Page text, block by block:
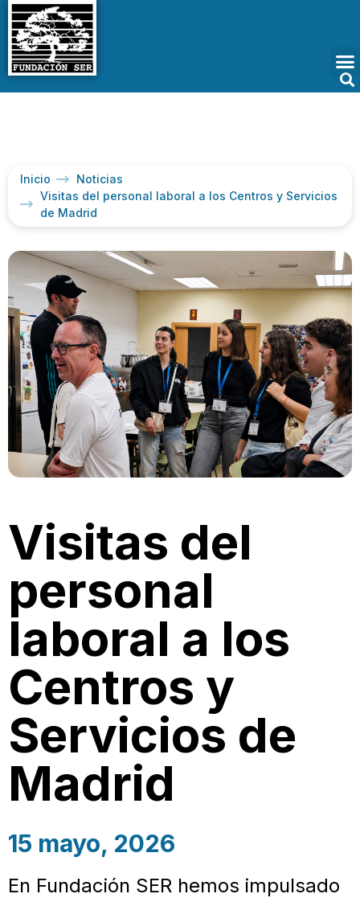
Inicio
Noticias
Visitas del personal laboral a los Centros y Servicios
de Madrid
Visitas del
personal
laboral a los
Centros y
Servicios de
Madrid
15 mayo, 2026
En Fundación SER hemos impulsado